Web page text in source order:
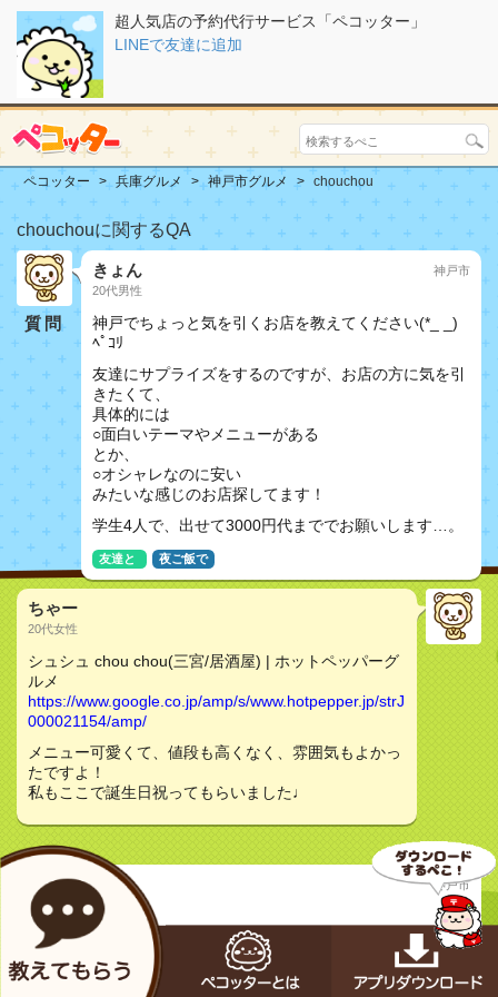
超人気店の予約代行サービス「ペコッター」
LINEで友達に追加
ペコッター 兵庫グルメ 神戸市グルメ chouchou
chouchouに関するQA
質問
きょん
20代男性
神戸市
神戸でちょっと気を引くお店を教えてください(*_ _)
ﾍﾟｺﾘ
友達にサプライズをするのですが、お店の方に気を引
きたくて、
具体的には
○面白いテーマやメニューがある
とか、
○オシャレなのに安い
みたいな感じのお店探してます！
学生4人で、出せて3000円代まででお願いします…。
友達と 夜ご飯で
ちゃー
20代女性
シュシュ chou chou(三宮/居酒屋) | ホットペッパーグ
ルメ
https://www.google.co.jp/amp/s/www.hotpepper.jp/strJ
000021154/amp/
メニュー可愛くて、値段も高くなく、雰囲気もよかっ
たですよ！
私もここで誕生日祝ってもらいました♩
質問
まい
30代女性
神戸市
チェーン店以外で
美味しくて雰囲気のいいお店
予算一人3000円〜4000円くらい